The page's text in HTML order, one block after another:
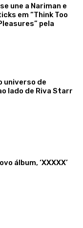
une a Nariman e
em “Think Too
pela
universo de
lado de Riva Starr
álbum, ‘XXXXX’